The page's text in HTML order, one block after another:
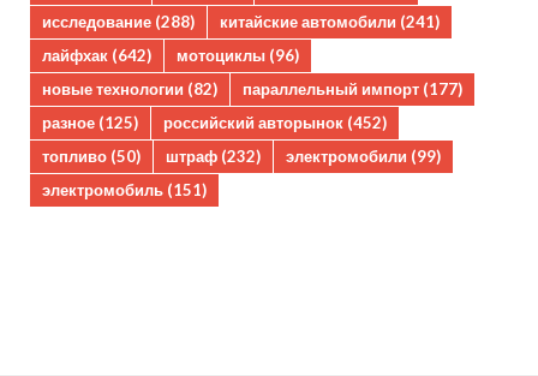
исследование (288) китайские автомобили (241)
лайфхак (642) мотоциклы (96)
новые технологии (82) параллельный импорт (177)
разное (125) российский авторынок (452)
топливо (50) штраф (232) электромобили (99)
электромобиль (151)